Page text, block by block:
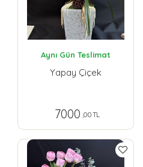
Aynı Gün Teslimat
Yapay Çiçek
7000 ,00 TL